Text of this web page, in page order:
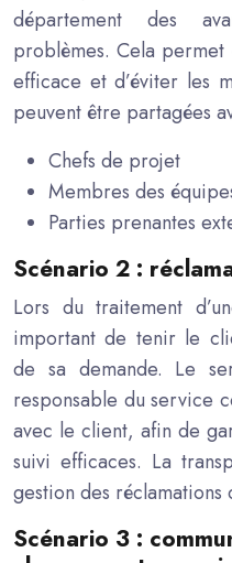
département des
problèmes. Cela
efficace et d’éviter les
peuvent être partagées
Chefs de projet
Membres des
Parties prenantes
Scénario 2 :
Lors du traitement
important de tenir le
de sa demande. Le
responsable du service
avec le client, afin de
suivi efficaces. La
gestion des réclamations
Scénario 3 :